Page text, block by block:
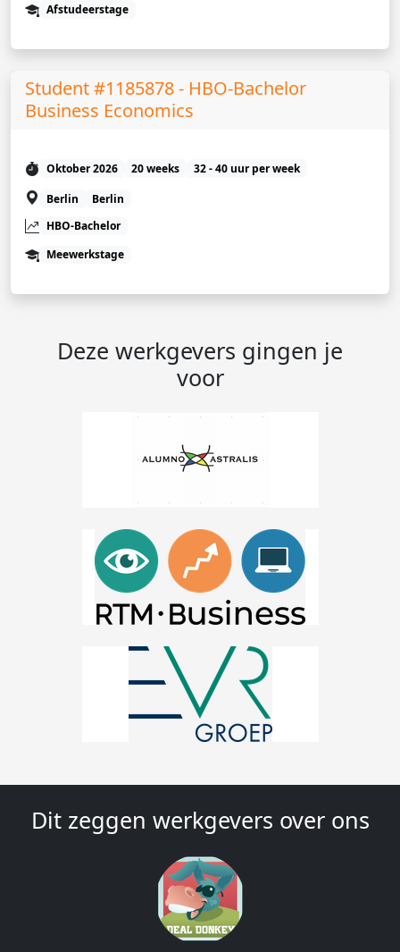
Afstudeerstage
Student #1185878 - HBO-Bachelor
Business Economics
Oktober 2026 20 weeks
32 - 40 uur per week
Berlin
Berlin
HBO-Bachelor
Meewerkstage
Deze werkgevers gingen je
voor
Dit zeggen werkgevers over ons